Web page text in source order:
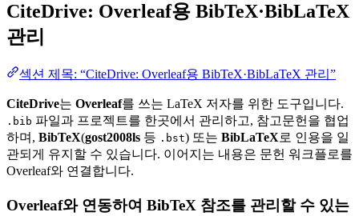
CiteDrive: Overleaf용 BibTeX·BibLaTeX
관리
섹션 제목: “CiteDrive: Overleaf용 BibTeX·BibLaTeX 관리”
CiteDrive는 Overleaf를 쓰는 LaTeX 저자를 위한 도구입니다.
.bib 파일과 프로젝트를 한곳에서 관리하고, 참고문헌을 협업
하며, BibTeX(gost2008ls 등 .bst) 또는 BibLaTeX로 인용을 일
관되게 유지할 수 있습니다. 이어지는 내용은 문헌 워크플로를
Overleaf와 연결합니다.
Overleaf와 연동하여 BibTeX 참조를 관리할 수 있는